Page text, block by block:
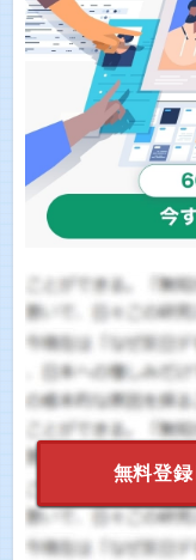
無料登